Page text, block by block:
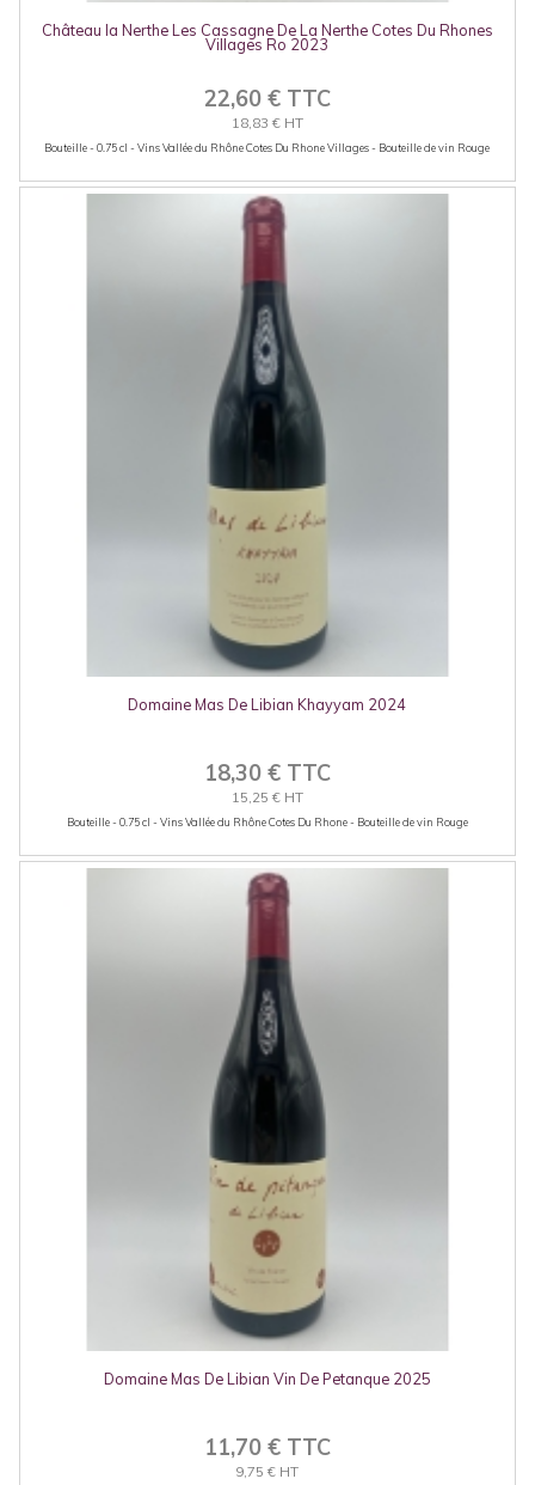
Château la Nerthe Les Cassagne De La Nerthe Cotes Du Rhones
Villages Ro 2023
22,60 € TTC
18,83 € HT
Bouteille - 0.75 cl - Vins Vallée du Rhône Cotes Du Rhone Villages - Bouteille de vin Rouge
Domaine Mas De Libian Khayyam 2024
18,30 € TTC
15,25 € HT
Bouteille - 0.75 cl - Vins Vallée du Rhône Cotes Du Rhone - Bouteille de vin Rouge
Domaine Mas De Libian Vin De Petanque 2025
11,70 € TTC
9,75 € HT